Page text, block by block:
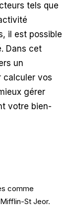
tels que
il est possible
Dans cet
un
calculer vos
gérer
votre bien-
comme
St Jeor.